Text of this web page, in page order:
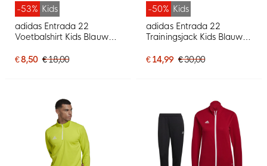
-53% Kids
adidas Entrada 22
Voetbalshirt Kids Blauw
€ 8,50 € 18,00
-50% Kids
adidas Entrada 22
Trainingsjack Kids Blauw
€ 14,99 € 30,00